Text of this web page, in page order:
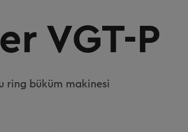
VGT-P
ring büküm makinesi